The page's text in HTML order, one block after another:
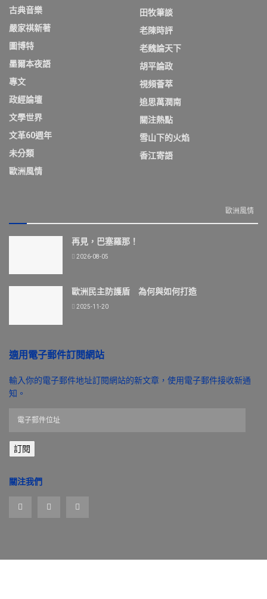
古典音樂
嚴家祺新著
圖博特
墨爾本夜語
專文
政經論壇
文學世界
文革60週年
未分類
歐洲風情
田牧筆談
老陳時評
老魏論天下
胡平論政
視頻薈萃
追思萬潤南
關注熱點
雪山下的火焰
香江寄語
歐洲風情
再見，巴塞羅那！
2026-08-05
歐洲民主防護盾 為何與如何打造
2025-11-20
適用電子郵件訂閱網站
輸入你的電子郵件地址訂閱網站的新文章，使用電子郵件接收新通
知。
郵
件
址
訂閱
關注我們